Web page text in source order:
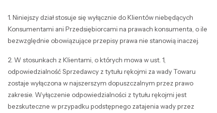
1. Niniejszy dział stosuje się wyłącznie do Klientów niebędących
Konsumentami ani Przedsiębiorcami na prawach konsumenta, o ile
bezwzględnie obowiązujące przepisy prawa nie stanowią inaczej.
2. W stosunkach z Klientami, o których mowa w ust. 1,
odpowiedzialność Sprzedawcy z tytułu rękojmi za wady Towaru
zostaje wyłączona w najszerszym dopuszczalnym przez prawo
zakresie. Wyłączenie odpowiedzialności z tytułu rękojmi jest
bezskuteczne w przypadku podstępnego zatajenia wady przez